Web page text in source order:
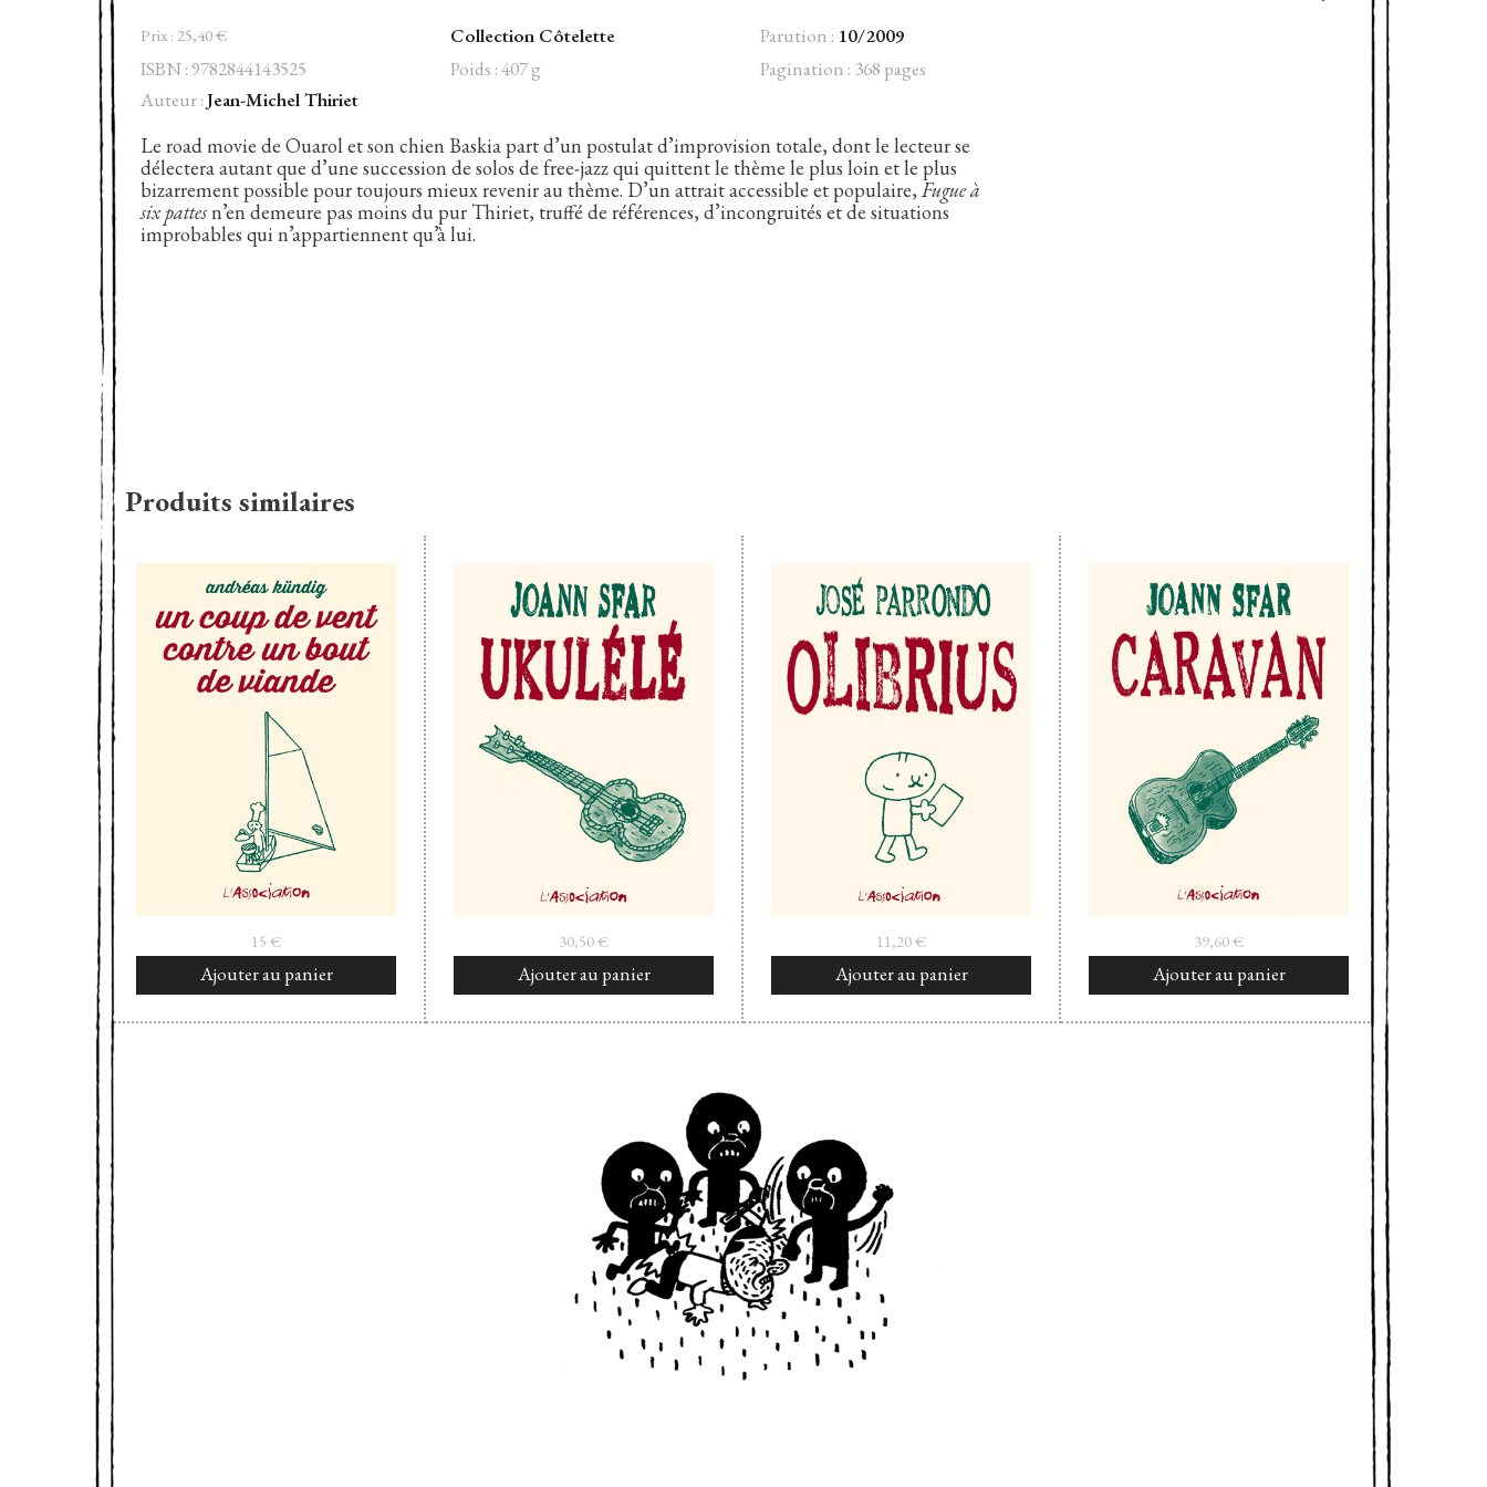
pour
six
pattes
Prix : 25,40€ Collection Côtelette Parution : 10/2009
ISBN : 9782844143525
Poids : 407 g
Pagination : 368 pages
Auteur :Jean-Michel Thiriet
Le road movie de Ouarol et son chien Baskia part d’un postulat d’improvision totale, dont le lecteur se
délectera autant que d’une succession de solos de free-jazz qui quittent le thème le plus loin et le plus
bizarrement possible pour toujours mieux revenir au thème. D’un attrait accessible et populaire, Fugue à
six pattesn’en demeure pas moins du pur Thiriet, truffé de références, d’incongruités et de situations
improbables qui n’appartiennent qu’à lui.
Produits similaires
15 €
Ajouter au panier
30,50€
Ajouter au panier
11,20€
Ajouter au panier
39,60€
Ajouter au panier